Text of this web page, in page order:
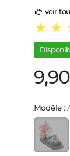
voir
Modèle :